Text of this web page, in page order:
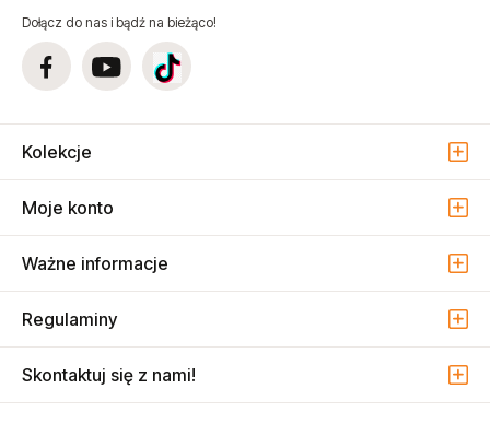
Dołącz do nas i bądź na bieżąco!
Kolekcje
Moje konto
Ważne informacje
Regulaminy
Skontaktuj się z nami!